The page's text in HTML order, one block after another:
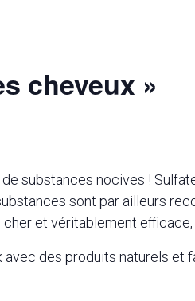
cheveux »
substances nocives !
sont par ailleurs
et véritablement
des produits naturels et